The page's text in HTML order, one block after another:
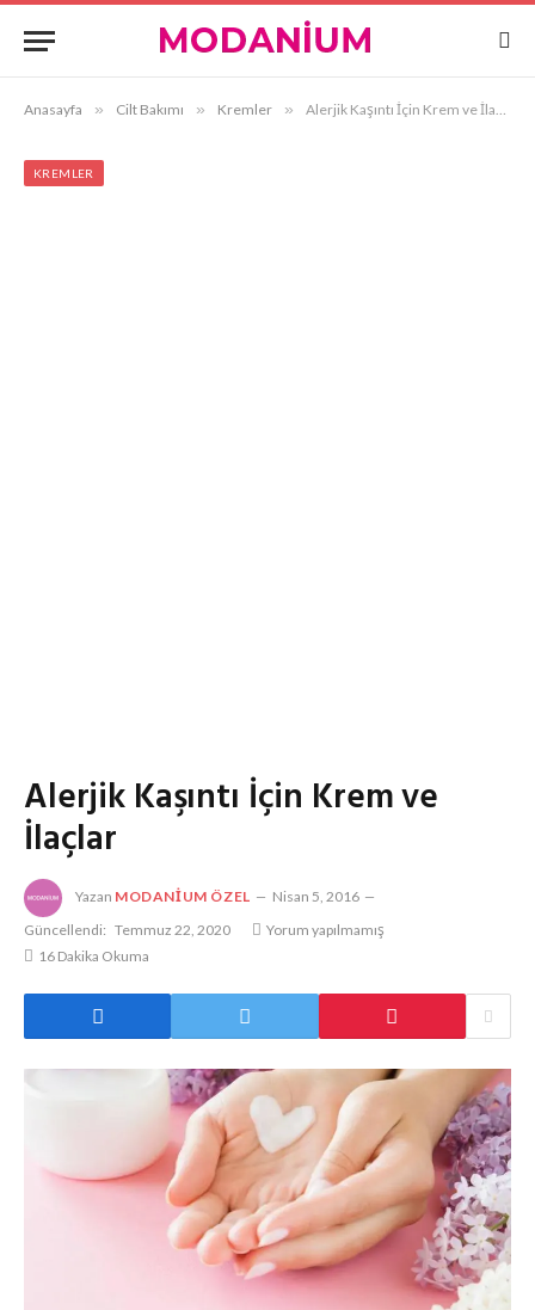
Anasayfa » Cilt Bakımı » Kremler » Alerjik Kaşıntı İçin Krem ve İlaçlar
KREMLER
Alerjik Kaşıntı İçin Krem ve
İlaçlar
Yazan MODANIUM ÖZEL
Nisan 5, 2016
Güncellendi: Temmuz 22, 2020
Yorum yapılmamış
16 Dakika Okuma